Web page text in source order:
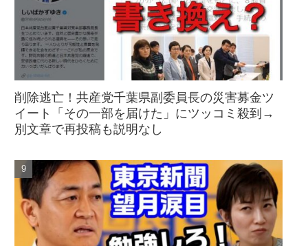
削除逃亡！共産党千葉県副委員長の災害募金ツ
イート「その一部を届けた」にツッコミ殺到→
別文章で再投稿も説明なし